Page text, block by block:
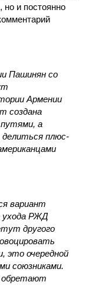
и постоянно
Пашинян со
Армении
создана
путями, а
плюс-
вариант
ухода РЖД
другого
это очередной
союзниками.